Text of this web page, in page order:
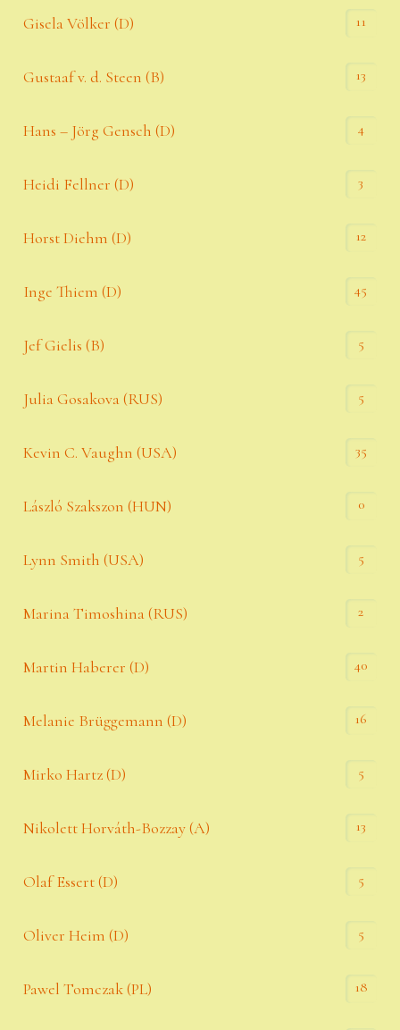
Gisela Völker (D) 11
Gustaaf v. d. Steen (B) 13
Hans – Jörg Gensch (D) 4
Heidi Fellner (D) 3
Horst Diehm (D) 12
Inge Thiem (D) 45
Jef Gielis (B) 5
Julia Gosakova (RUS) 5
Kevin C. Vaughn (USA) 35
László Szakszon (HUN) 0
Lynn Smith (USA) 5
Marina Timoshina (RUS) 2
Martin Haberer (D) 40
Melanie Brüggemann (D) 16
Mirko Hartz (D) 5
Nikolett Horváth-Bozzay (A) 13
Olaf Essert (D) 5
Oliver Heim (D) 5
Pawel Tomczak (PL) 18